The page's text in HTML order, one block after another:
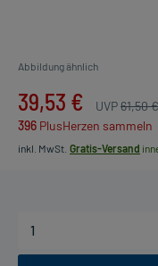
Abbildung ähnlich
39,53 € UVP61,50 €
396 PlusHerzen sammeln
inkl. MwSt. Gratis-Versand